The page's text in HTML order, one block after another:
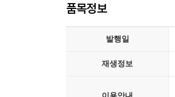
품목정보
발행일
재생정보